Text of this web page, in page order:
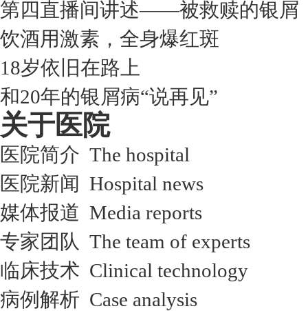
第四直播间讲述——被救赎的银屑
饮酒用激素，全身爆红斑
18岁依旧在路上
和20年的银屑病“说再见”
关于医院
医院简介 The hospital
医院新闻 Hospital news
媒体报道 Media reports
专家团队 The team of experts
临床技术 Clinical technology
病例解析 Case analysis